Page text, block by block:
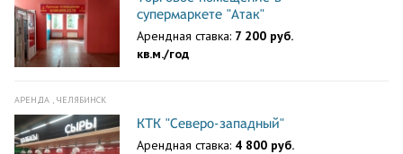
супермаркете "Атак"
Арендная ставка: 7 200 руб.
кв.м./год
АРЕНДА , ЧЕЛЯБИНСК
КТК "Северо-западный"
Арендная ставка: 4 800 руб.